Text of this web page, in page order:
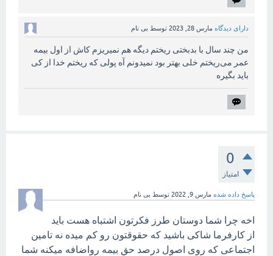
دارای دیدگاه مارس 28, 2023 توسط بی نام
من چند سال با بدبختی ریختم دیگه هم نمیریزم کاش از اول بیمه
عمر می‌ریختم خلی بهتر بود نمیدونم آه پولی که ریختم خدا از کی
باید بگیره
0
امتیاز
پاسخ داده شده مارس 9, 2022 توسط بی نام
اخه چرا شما دوستان طرز فکرتون اشتباه هست باید
از کارفرما شاکی باشید که حقوقتون رو کم میده نه تامین
اجتماعی که روی اصول درصد حق بیمه رواضافه میکنه شما